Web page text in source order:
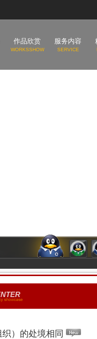
作品欣赏
WORKSSHOW
服务内容
SERVICE
）的处境相同